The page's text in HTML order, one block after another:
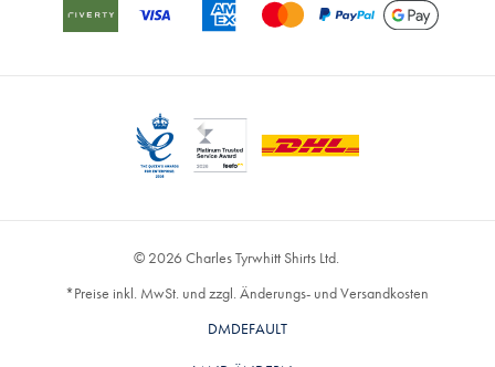
© 2026 Charles Tyrwhitt Shirts Ltd.
*Preise inkl. MwSt. und zzgl. Änderungs- und Versandkosten
DMDEFAULT